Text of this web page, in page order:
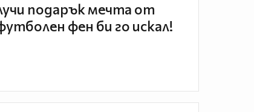
подарък мечта от
фен би го искал!